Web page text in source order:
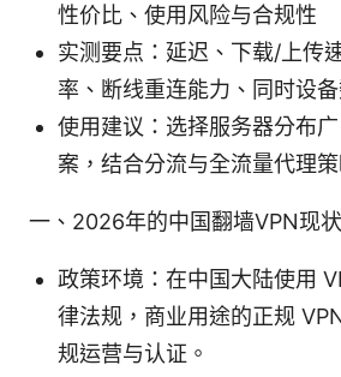
性价比、使用风险与合规性
实测要点：延迟、下载/上传
率、断线重连能力、同时设
使用建议：选择服务器分布
案，结合分流与全流量代理
一、2026年的中国翻墙VPN现
政策环境：在中国大陆使用
律法规，商业用途的正规
规运营与认证。